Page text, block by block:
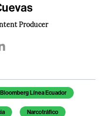
Producer
Bloomberg Línea Ecuador
Narcotráfico